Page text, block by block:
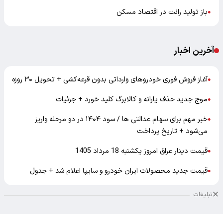
●باز تولید رانت در اقتصاد مسکن
آخرین اخبار
●آغاز فروش فوری خودروهای وارداتی بدون قرعه‌کشی + تحویل ۳۰ روزه
●موج جدید حذف یارانه و کالابرگ کلید خورد + جزئیات
●
خبر مهم برای سهام عدالتی ها / سود ۱۴۰۴ در دو مرحله واریز
می‌شود + تاریخ پرداخت
●قیمت دینار عراق امروز یکشنبه 18 مرداد 1405
●قیمت جدید محصولات ایران خودرو و سایپا اعلام شد + جدول
تبلیغات